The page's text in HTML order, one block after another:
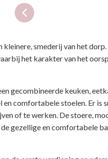
kleinere, smederij van het
het karakter van het
gecombineerde keuken,
comfortabele stoelen. Er
of te werken. De stoere,
gezellige en comfortabele